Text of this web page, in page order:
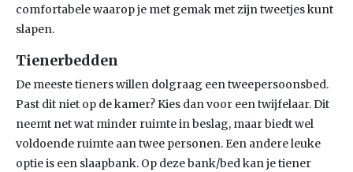
comfortabele waarop je met gemak met zijn tweetjes kunt
slapen.
Tienerbedden
De meeste tieners willen dolgraag een tweepersoonsbed.
Past dit niet op de kamer? Kies dan voor een twijfelaar. Dit
neemt net wat minder ruimte in beslag, maar biedt wel
voldoende ruimte aan twee personen. Een andere leuke
optie is een slaapbank. Op deze bank/bed kan je tiener